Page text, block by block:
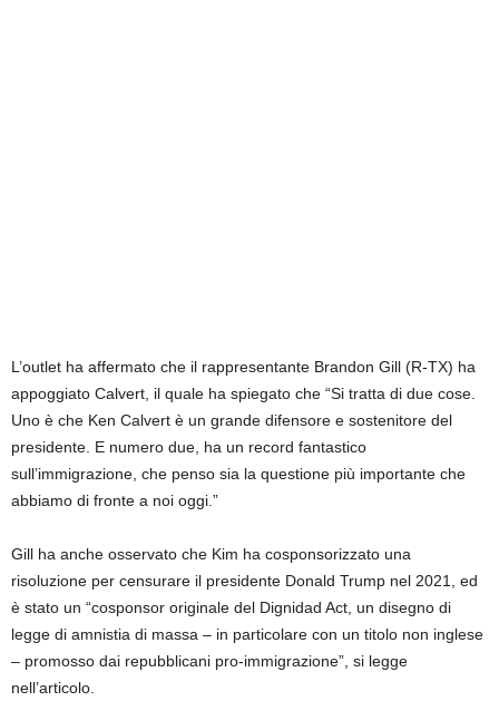
L’outlet ha affermato che il rappresentante Brandon Gill (R-TX) ha
appoggiato Calvert, il quale ha spiegato che “Si tratta di due cose.
Uno è che Ken Calvert è un grande difensore e sostenitore del
presidente. E numero due, ha un record fantastico
sull’immigrazione, che penso sia la questione più importante che
abbiamo di fronte a noi oggi.”
Gill ha anche osservato che Kim ha cosponsorizzato una
risoluzione per censurare il presidente Donald Trump nel 2021, ed
è stato un “cosponsor originale del Dignidad Act, un disegno di
legge di amnistia di massa – in particolare con un titolo non inglese
– promosso dai repubblicani pro-immigrazione”, si legge
nell’articolo.